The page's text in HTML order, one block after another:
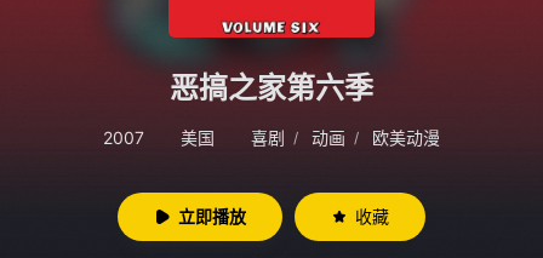
恶搞之家第六季
2007 美国 喜剧 / 动画 / 欧美动漫
立即播放 收藏